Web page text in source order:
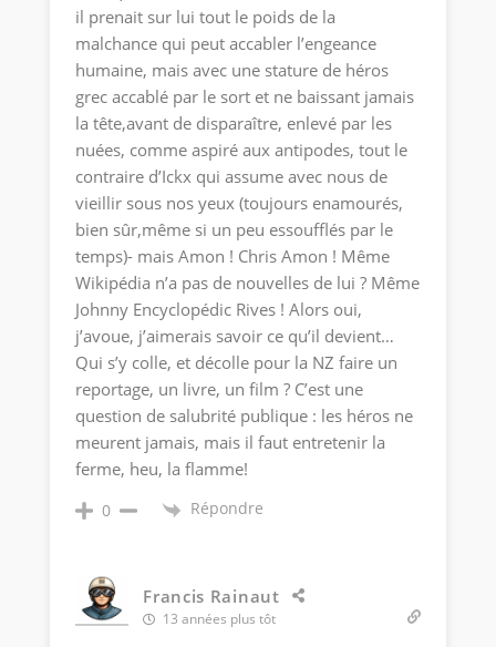
il prenait sur lui tout le poids de la
malchance qui peut accabler l’engeance
humaine, mais avec une stature de héros
grec accablé par le sort et ne baissant jamais
la tête,avant de disparaître, enlevé par les
nuées, comme aspiré aux antipodes, tout le
contraire d’Ickx qui assume avec nous de
vieillir sous nos yeux (toujours enamourés,
bien sûr,même si un peu essoufflés par le
temps)- mais Amon ! Chris Amon ! Même
Wikipédia n’a pas de nouvelles de lui ? Même
Johnny Encyclopédic Rives ! Alors oui,
j’avoue, j’aimerais savoir ce qu’il devient…
Qui s’y colle, et décolle pour la NZ faire un
reportage, un livre, un film ? C’est une
question de salubrité publique : les héros ne
meurent jamais, mais il faut entretenir la
ferme, heu, la flamme!
0 Répondre
Francis Rainaut
13 années plus tôt